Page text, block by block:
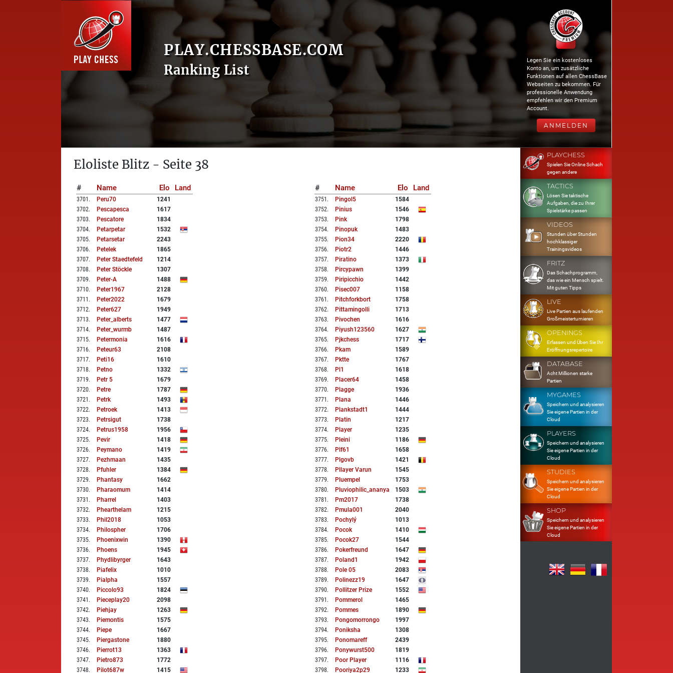
PLAY.CHESSBASE.COM
Ranking List
Legen Sie ein kostenloses
Konto an, um zusätzliche
Funktionen auf allen ChessBase
Webseiten zu bekommen. Für
professionelle Anwendung
empfehlen wir den Premium
Account.
ANMELDEN
Eloliste Blitz - Seite 38
# Name Elo Land
3701 . Peru70
1241
3702. Pescapesca
1617
3703. Pescatore
1834
3704. Petarpetar
1532
3705. Petarsetar
2243
3706. Petelek
1865
3707. Peter Staedtefeld
1214
3708. Peter Stöckle
1307
3709. Peter-A
1488
3710. Peter1967
2128
3711 . Peter2022
1679
3712. Peter627
1949
3713. Peter_alberts
1477
3714. Peter_wurmb
1487
3715. Petermonia
1616
3716. Peteur63
2108
3717. Peti16
1610
3718. Petno
1332
3719. Petr 5
1679
3720. Petre
1787
3721 . Petrk
1493
3722. Petroek
1413
3723. Petrsigut
1738
3724. Petrus1958
1956
3725. Pevir
1418
3726. Peymano
1419
3727. Pezhmaan
1435
3728. Pfuhler
1384
3729. Phantasy
1662
3730. Pharaomum
1414
3731 . Pharrel
1403
3732. Phearthelam
1215
3733. Phil2018
1053
3734. Philospher
1706
3735. Phoenixwin
1390
3736. Phoens
1945
3737. Phydlibyrger
1643
3738. Piafelix
1010
3739. Pialpha
1557
3740. Piccolo93
1824
3741 . Pieceplay20
2098
3742. Piehjay
1263
3743. Piemontis
1575
3744. Piepe
1667
3745. Piergastone
1880
3746. Pierrot13
1363
3747. Pietro873
1772
3748. Pilot687w
1415
# Name Elo Land
3751 . Pingol5
1584
3752. Pinius
1546
3753. Pink
1798
3754. Pinopuk
1483
3755. Pion34
2220
3756. Piotr2
1446
3757. Piratino
1373
3758. Pircypawn
1399
3759. Piripicchio
1442
3760. Pisec007
1158
3761 . Pitchforkbort
1758
3762. Pittamingolli
1713
3763. Pivochen
1616
3764. Piyush123560
1627
3765. Pjkchess
1717
3766. Pkam
1589
3767. Pktte
1767
3768. Pl1
1618
3769. Placer64
1458
3770. Plagge
1936
3771 . Plana
1446
3772. Plankstadt1
1444
3773. Platin
1217
3774. Player
1235
3775. Pleini
1186
3776. Plf61
1658
3777. Plgovb
1421
3778. Pllayer Varun
1545
3779. Pluempel
1753
3780. Pluviophilic_ananya
1503
3781 . Pm2017
1738
3782. Pmula001
2040
3783. Pochylý
1013
3784. Pocok
1410
3785. Pocok27
1544
3786. Pokerfreund
1647
3787. Poland1
1942
3788. Pole 05
2083
3789. Polinezz19
1647
3790. Pollitzer Prize
1552
3791 . Pommerol
1465
3792. Pommes
1890
3793. Pongomorrongo
1997
3794. Poniksha
1308
3795. Ponomareff
2439
3796. Ponywurst500
1819
3797. Poor Player
1116
3798. Pooriya2p29
1233
PLAYCHESS
Spielen Sie Online Schach
gegen andere
TACTICS
Lösen Sie taktische
Aufgaben, die zu Ihrer
Spielstärke passen
VIDEOS
Stunden über Stunden
hochklassiger
Trainingsvideos
FRITZ
Das Schachprogramm,
das wie ein Mensch spielt.
Mit guten Tipps
LIVE
Live Partien aus laufenden
Großmeisterturnieren
OPENINGS
Erfassen und Üben Sie Ihr
Eröffnungsrepertoire
DATABASE
Acht Millionen starke
Partien
MYGAMES
Speichern und analysieren
Sie eigene Partien in der
Cloud
PLAYERS
Speichern und analysieren
Sie eigene Partien in der
Cloud
STUDIES
Speichern und analysieren
Sie eigene Partien in der
Cloud
SHOP
Speichern und analysieren
Sie eigene Partien in der
Cloud